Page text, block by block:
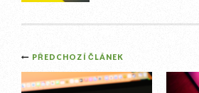
Post
navigation
PŘEDCHOZÍ ČLÁNEK